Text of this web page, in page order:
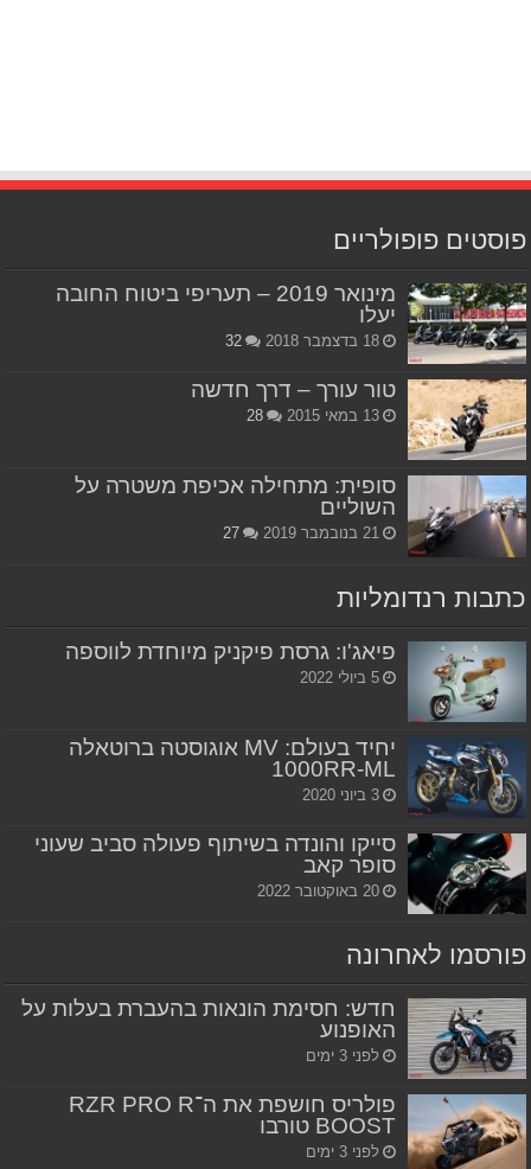
פוסטים פופולריים
מינואר 2019 – תעריפי ביטוח החובה
יעלו
18 בדצמבר 2018 32
טור עורך – דרך חדשה
13 במאי 2015 28
סופית: מתחילה אכיפת משטרה על
השוליים
21 בנובמבר 2019 27
כתבות רנדומליות
פיאג'ו: גרסת פיקניק מיוחדת לווספה
5 ביולי 2022
יחיד בעולם: MV אוגוסטה ברוטאלה
1000RR-ML
3 ביוני 2020
סייקו והונדה בשיתוף פעולה סביב שעוני
סופר קאב
20 באוקטובר 2022
פורסמו לאחרונה
חדש: חסימת הונאות בהעברת בעלות על
האופנוע
לפני 3 ימים
פולריס חושפת את ה־RZR PRO R
BOOST טורבו
לפני 3 ימים